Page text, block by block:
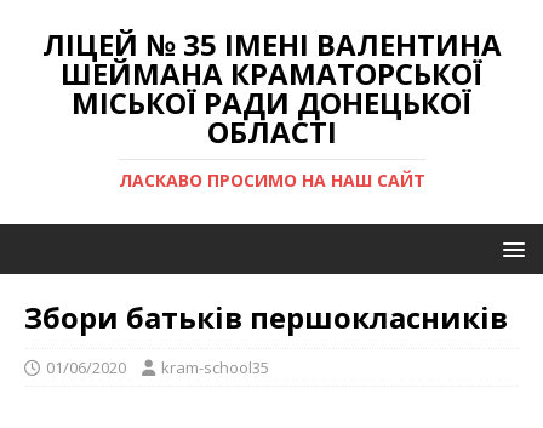
ЛІЦЕЙ № 35 ІМЕНІ ВАЛЕНТИНА
ШЕЙМАНА КРАМАТОРСЬКОЇ
МІСЬКОЇ РАДИ ДОНЕЦЬКОЇ
ОБЛАСТІ
ЛАСКАВО ПРОСИМО НА НАШ САЙТ
Збори батьків першокласників
01/06/2020 kram-school35